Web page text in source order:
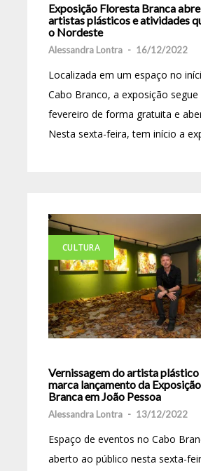
Exposição Floresta Branca
artistas plásticos e atividades
o Nordeste
Alessandra Lontra - 16/12/2022
Localizada em um espaço no
Cabo Branco, a exposição
fevereiro de forma gratuita e
Nesta sexta-feira, tem início a
CULTURA
Vernissagem do artista
marca lançamento da
Branca em João Pessoa
Alessandra Lontra - 13/12/2022
Espaço de eventos no Cabo
aberto ao público nesta sexta-